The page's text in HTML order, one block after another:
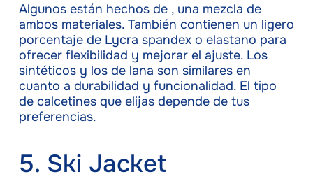
Algunos están hechos de , una mezcla de
ambos materiales. También contienen un ligero
porcentaje de Lycra spandex o elastano para
ofrecer flexibilidad y mejorar el ajuste. Los
sintéticos y los de lana son similares en
cuanto a durabilidad y funcionalidad. El tipo
de calcetines que elijas depende de tus
preferencias.
5. Ski Jacket